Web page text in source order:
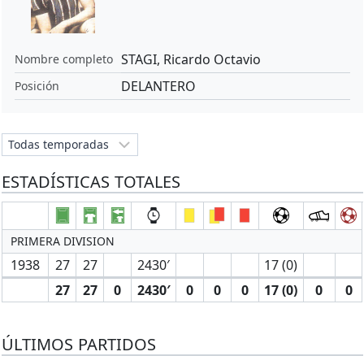
Nombre completo STAGI, Ricardo Octavio
Posición DELANTERO
ESTADÍSTICAS TOTALES
PRIMERA DIVISION
1938 27 27 2430′
17 (0)
27
27 0 2430′ 0 0 0 17 (0) 0 0
ÚLTIMOS PARTIDOS